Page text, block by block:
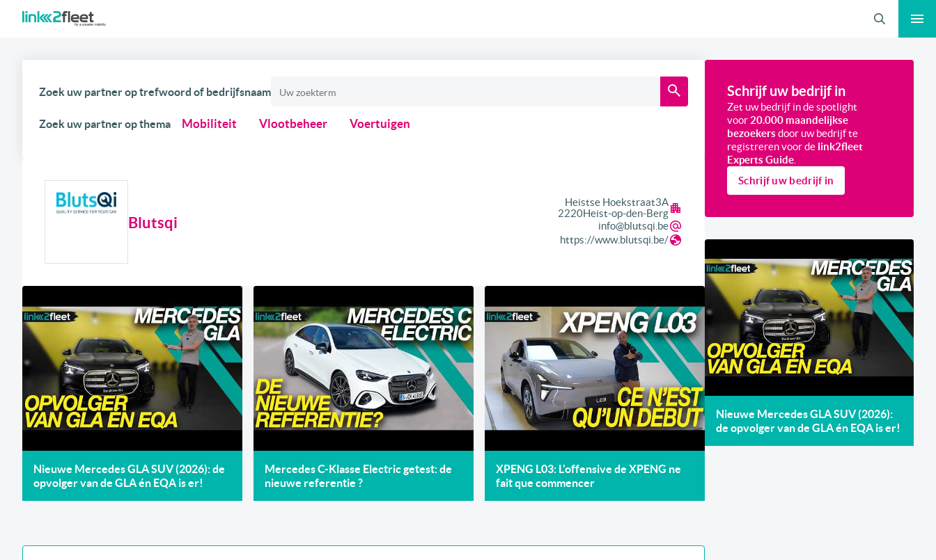
Zoek uw partner op trefwoord of bedrijfsnaam
Zoek uw partner op thema Mobiliteit Vlootbeheer Voertuigen
Blutsqi
Heistse Hoekstraat3A
2220Heist-op-den-Berg
info@blutsqi.be
https://www.blutsqi.be/
Nieuwe Mercedes GLA SUV (2026): de
opvolger van de GLA én EQA is er!
Mercedes C-Klasse Electric getest: de
nieuwe referentie ?
XPENG L03: L'offensive de XPENG ne
fait que commencer
Schrijf uw bedrijf in
Zet uw bedrijf in de spotlight
voor20.000 maandelijkse
bezoekers door uw bedrijf te
registreren voor de link2fleet
Experts Guide.
Schrijf uw bedrijf in
Nieuwe Mercedes GLA SUV (2026):
de opvolger van de GLA én EQA is er!